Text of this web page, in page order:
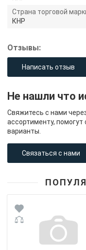
Страна торговой
КНР
Отзывы:
Написать отзыв
Не нашли что
Свяжитесь с нами
ассортименту,
варианты.
Связаться с нами